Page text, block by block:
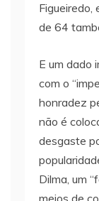
Figueiredo,
de 64
E um dado
com o
honradez
não é
desgaste
Dilma, um